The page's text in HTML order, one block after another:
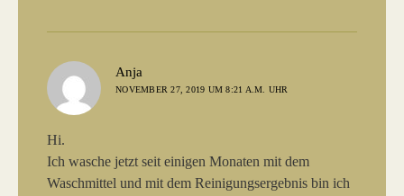
Anja
NOVEMBER 27, 2019 UM 8:21 A.M. UHR
Hi.
Ich wasche jetzt seit einigen Monaten mit dem
Waschmittel und mit dem Reinigungsergebnis bin ich